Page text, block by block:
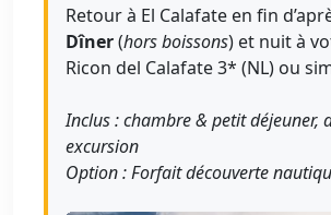
Retour à El Calafate en fin
Dîner(hors boissons) et nuit à
Ricon del Calafate 3* (NL) ou
Inclus : chambre & petit déjeuner,
excursion
Option : Forfait découverte